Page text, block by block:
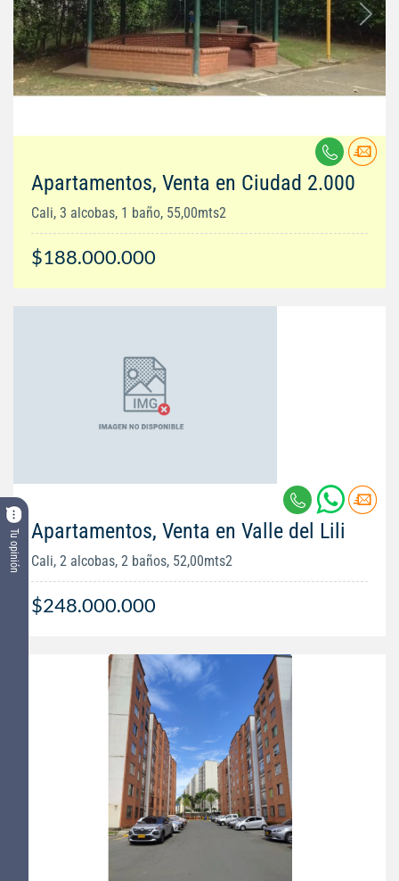
Tu opinión
Apartamentos, Venta en Ciudad 2.000
Cali, 3 alcobas, 1 baño, 55,00mts2
$188.000.000
Apartamentos, Venta en Valle del Lili
Cali, 2 alcobas, 2 baños, 52,00mts2
$248.000.000